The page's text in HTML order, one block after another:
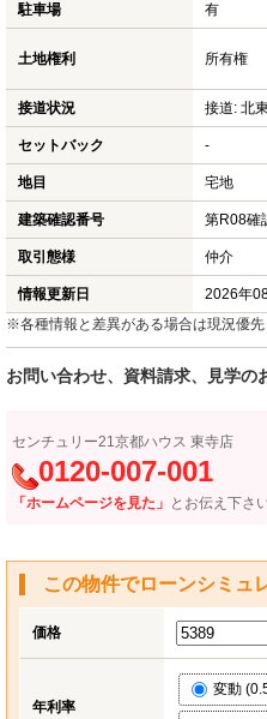
駐車場 有
土地権利 所有権
接道状況 接道: 北
セットバック -
地目 宅地
建築確認番号 第R08確
取引態様 仲介
情報更新日 2026年
※各種情報と差異がある場合は現況優
お問い合わせ、資料請求、見学の
センチュリー21京都ハウス 東寺店
0120-007-001
「ホームページを見た」 とお伝え下さ
この物件でローンシミュ
価格
年利率
変動